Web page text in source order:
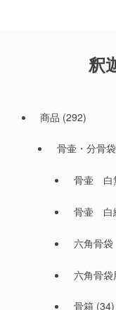
釈
商品 (292)
骨壷・分骨
骨壷 白
骨壷 白
六角骨袋
六角骨
骨箱(34)